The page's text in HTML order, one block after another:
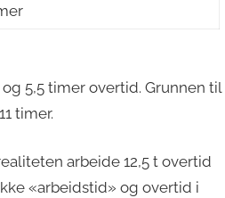
5,5 timer overtid. Grunnen til
timer.
arbeide 12,5 t overtid
«arbeidstid» og overtid i